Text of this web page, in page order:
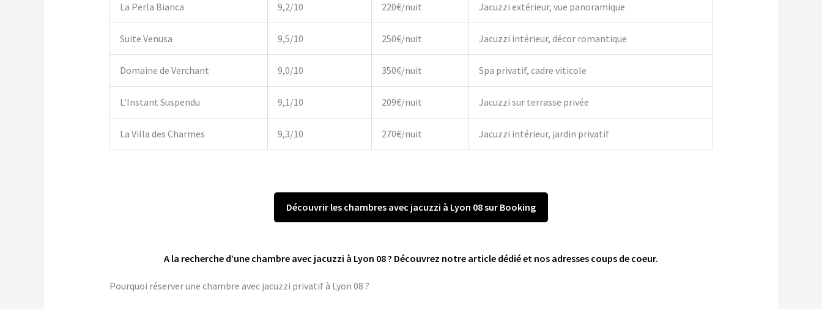
La Perla Bianca 9,2/10 220€/nuit Jacuzzi extérieur, vue panoramique
Suite Venusa 9,5/10 250€/nuit Jacuzzi intérieur, décor romantique
Domaine de Verchant 9,0/10 350€/nuit Spa privatif, cadre viticole
L’Instant Suspendu 9,1/10 209€/nuit Jacuzzi sur terrasse privée
La Villa des Charmes 9,3/10 270€/nuit Jacuzzi intérieur, jardin privatif
Découvrir les chambres avec jacuzzi à Lyon 08 sur Booking
A la recherche d’une chambre avec jacuzzi à Lyon 08 ? Découvrez notre article dédié et nos adresses coups de coeur.
Pourquoi réserver une chambre avec jacuzzi privatif à Lyon 08 ?